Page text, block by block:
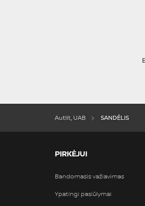
Autlit, UAB SANDĖLIS
PIRKĖJUI
Bandomasis važiavimas
Ypatingi pasiūlymai